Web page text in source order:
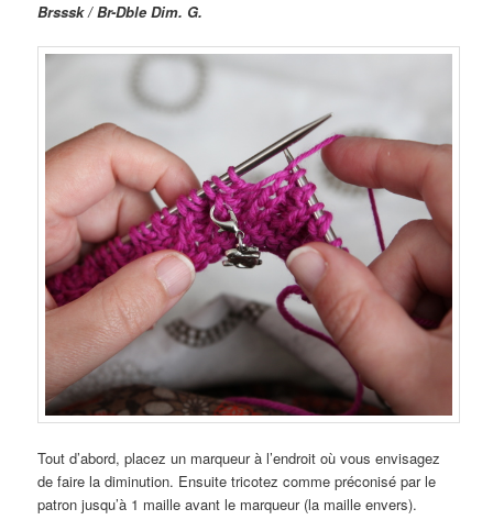
Brsssk / Br-Dble Dim. G.
Tout d’abord, placez un marqueur à l’endroit où vous envisagez
de faire la diminution. Ensuite tricotez comme préconisé par le
patron jusqu’à 1 maille avant le marqueur (la maille envers).